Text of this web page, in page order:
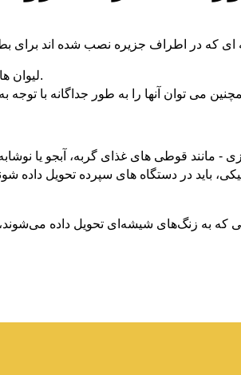
لیوان ها باید خالی باشند، اما نیازی به شستن تمیز ندارند.